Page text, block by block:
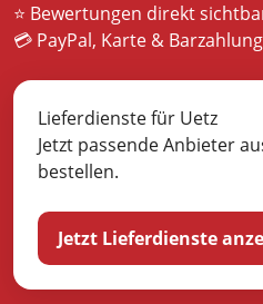
⭐ Bewertungen direkt
💳 PayPal, Karte & Barzahlung
Lieferdienste für Uetz
Jetzt passende Anbieter
bestellen.
Jetzt Lieferdienste